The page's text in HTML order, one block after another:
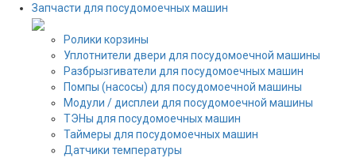
Запчасти для посудомоечных машин
Ролики корзины
Уплотнители двери для посудомоечной машины
Разбрызгиватели для посудомоечных машин
Помпы (насосы) для посудомоечной машины
Модули / дисплеи для посудомоечной машины
ТЭНы для посудомоечных машин
Таймеры для посудомоечных машин
Датчики температуры